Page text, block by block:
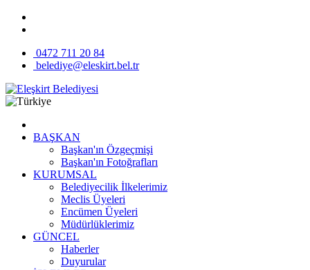
0472 711 20 84
belediye@eleskirt.bel.tr
BAŞKAN
Başkan'ın Özgeçmişi
Başkan'ın Fotoğrafları
KURUMSAL
Belediyecilik İlkelerimiz
Meclis Üyeleri
Encümen Üyeleri
Müdürlüklerimiz
GÜNCEL
Haberler
Duyurular